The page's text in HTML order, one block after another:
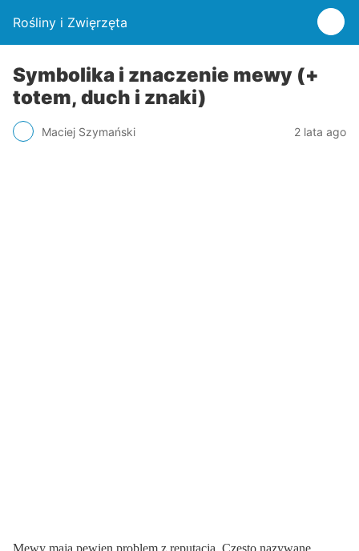
Rośliny i Zwięrzęta
Symbolika i znaczenie mewy (+
totem, duch i znaki)
Maciej Szymański 2 lata ago
Mewy mają pewien problem z reputacją. Często nazywane